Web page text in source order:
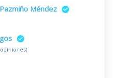
Méndez